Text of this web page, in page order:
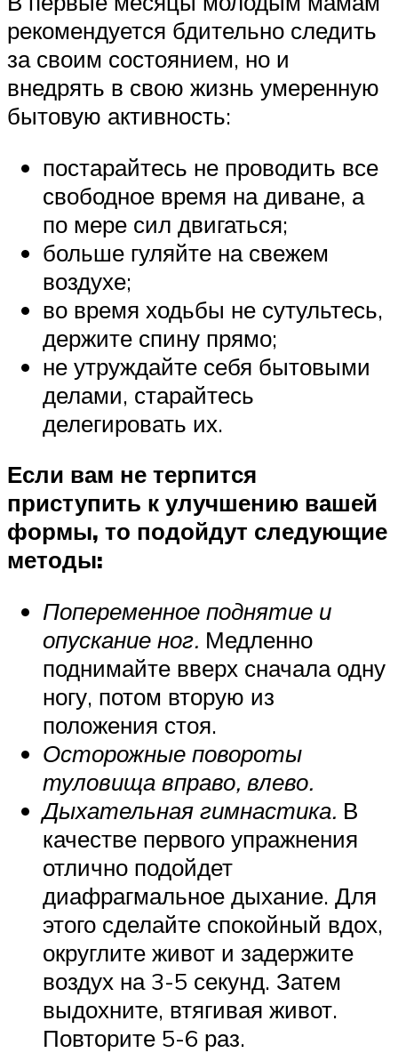
рекомендуется бдительно следить
за своим состоянием, но и
внедрять в свою жизнь умеренную
бытовую активность:
постарайтесь не проводить все
свободное время на диване, а
по мере сил двигаться;
больше гуляйте на свежем
воздухе;
во время ходьбы не сутультесь,
держите спину прямо;
не утруждайте себя бытовыми
делами, старайтесь
делегировать их.
Если вам не терпится
приступить к улучшению вашей
формы, то подойдут следующие
методы:
Попеременное поднятие и
опускание ног. Медленно
поднимайте вверх сначала одну
ногу, потом вторую из
положения стоя.
Осторожные повороты
туловища вправо, влево.
Дыхательная гимнастика. В
качестве первого упражнения
отлично подойдет
диафрагмальное дыхание. Для
этого сделайте спокойный вдох,
округлите живот и задержите
воздух на 3-5 секунд. Затем
выдохните, втягивая живот.
Повторите 5-6 раз.